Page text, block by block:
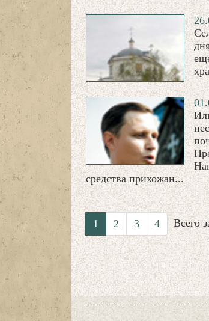
средства прихожан...
Всего
1 2 3 4